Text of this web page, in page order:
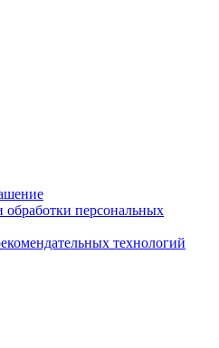
персональных
технологий